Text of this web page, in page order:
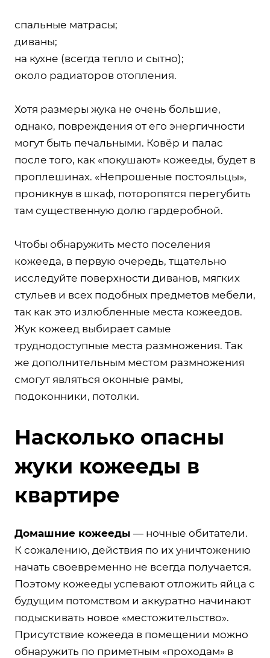
спальные матрасы;
диваны;
на кухне (всегда тепло и сытно);
около радиаторов отопления.
Хотя размеры жука не очень большие,
однако, повреждения от его энергичности
могут быть печальными. Ковёр и палас
после того, как «покушают» кожееды, будет в
проплешинах. «Непрошеные постояльцы»,
проникнув в шкаф, поторопятся перегубить
там существенную долю гардеробной.
Чтобы обнаружить место поселения
кожееда, в первую очередь, тщательно
исследуйте поверхности диванов, мягких
стульев и всех подобных предметов мебели,
так как это излюбленные места кожеедов.
Жук кожеед выбирает самые
труднодоступные места размножения. Так
же дополнительным местом размножения
смогут являться оконные рамы,
подоконники, потолки.
Насколько опасны
жуки кожееды в
квартире
Домашние кожееды — ночные обитатели.
К сожалению, действия по их уничтожению
начать своевременно не всегда получается.
Поэтому кожееды успевают отложить яйца с
будущим потомством и аккуратно начинают
подыскивать новое «местожительство».
Присутствие кожееда в помещении можно
обнаружить по приметным «проходам» в